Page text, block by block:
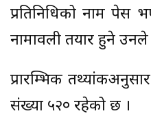
प्रतिनिधिको नाम पेस
नामावली तयार हुने उनले
प्रारम्भिक
संख्या ५२० रहेको छ ।